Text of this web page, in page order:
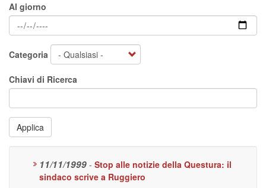
Al giorno
Categoria
Chiavi di Ricerca
Applica
11/11/1999 - Stop alle notizie della Questura: il
sindaco scrive a Ruggiero